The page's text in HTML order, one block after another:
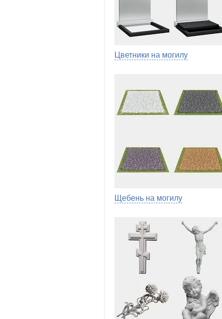
Цветники на могилу
Щебень на могилу